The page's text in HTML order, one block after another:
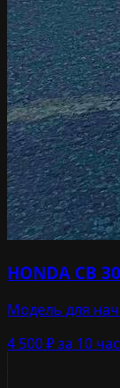
HONDA CB
Модель для
4 500 ₽за 10